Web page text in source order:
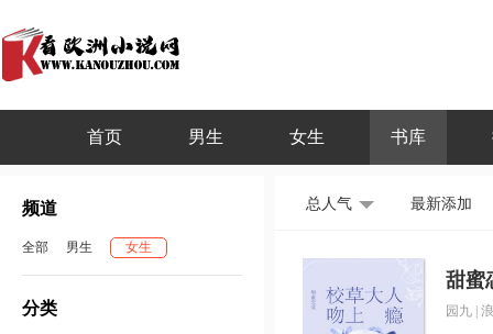
首页 男生 女生 书库
频道
全部 男生 女生
分类
总人气 最新添加
甜蜜
园九